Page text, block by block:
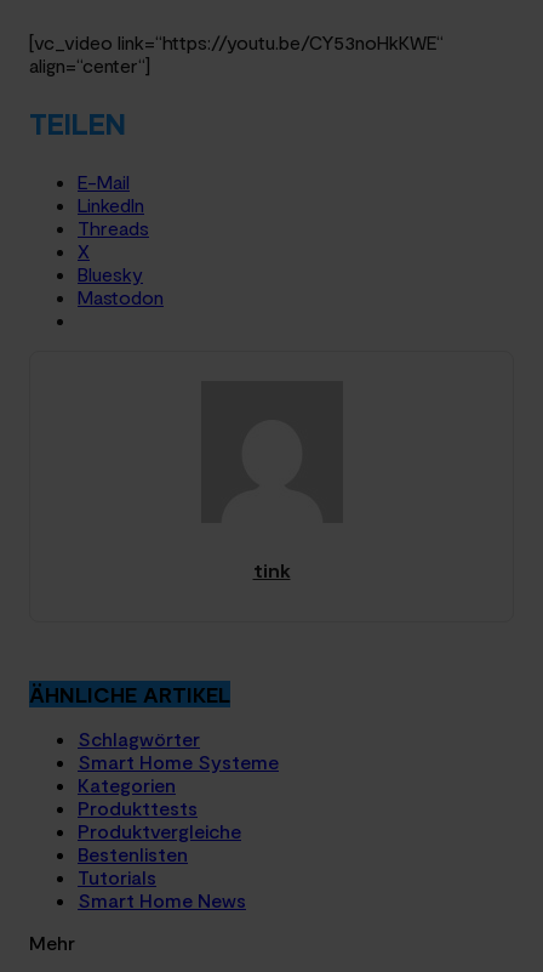
[vc_video link=“https://youtu.be/CY53noHkKWE“
align=“center“]
TEILEN
E-Mail
LinkedIn
Threads
X
Bluesky
Mastodon
tink
ÄHNLICHE ARTIKEL
Schlagwörter
Smart Home Systeme
Kategorien
Produkttests
Produktvergleiche
Bestenlisten
Tutorials
Smart Home News
Mehr